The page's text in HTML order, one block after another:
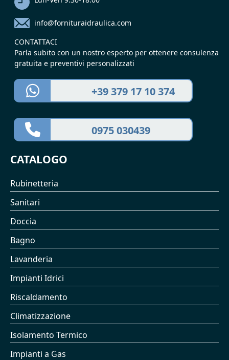
info@fornituraidraulica.com
CONTATTACI
Parla subito con un nostro esperto per ottenere consulenza
gratuita e preventivi personalizzati
+39 379 17 10 374
0975 030439
CATALOGO
Rubinetteria
Sanitari
Doccia
Bagno
Lavanderia
Impianti Idrici
Riscaldamento
Climatizzazione
Isolamento Termico
Impianti a Gas